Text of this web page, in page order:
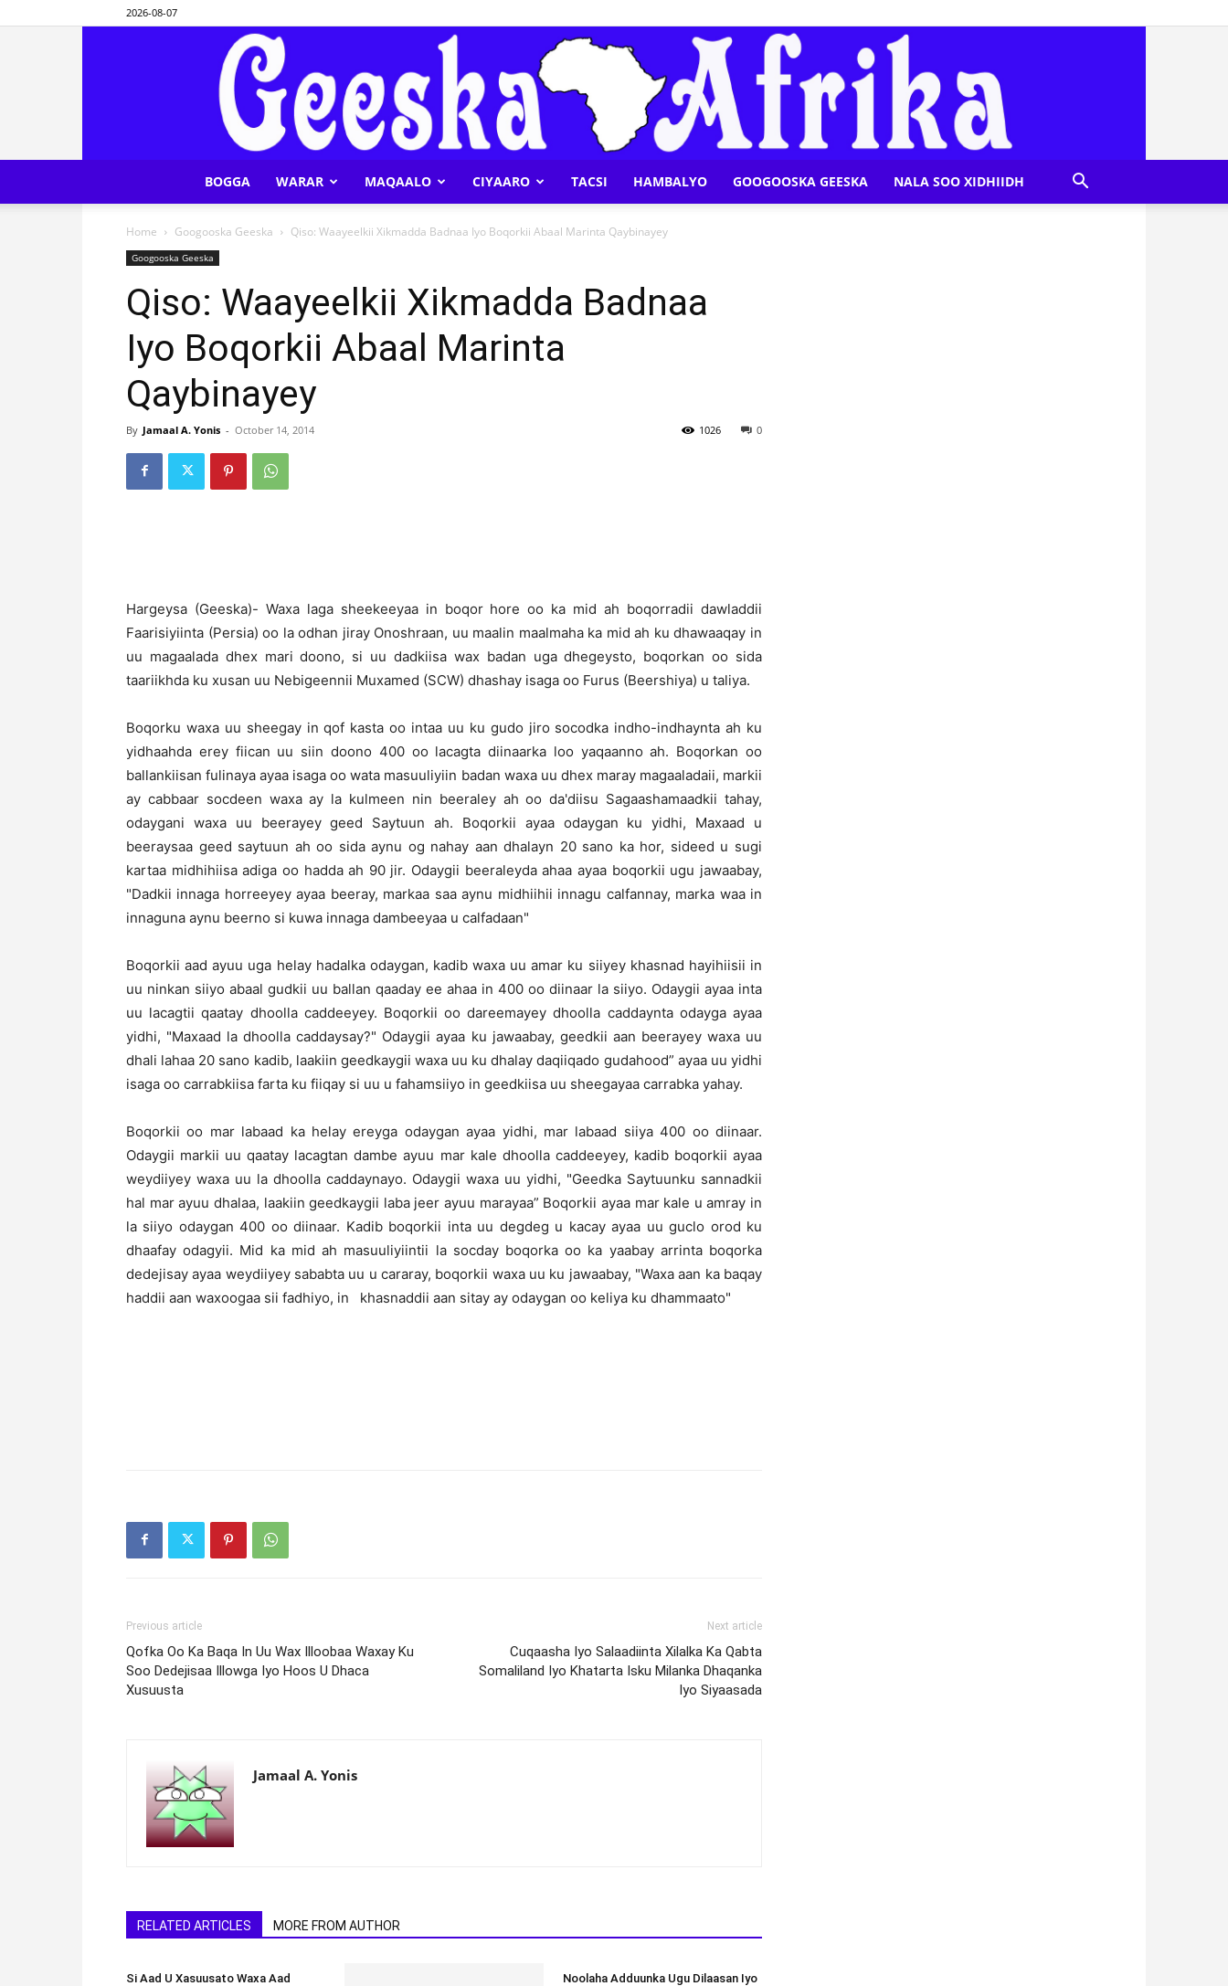
2026-08-07
BOGGA WARAR MAQAALO CIYAARO TACSI HAMBALYO GOOGOOSKA GEESKA NALA SOO XIDHIIDH
Home Googooska Geeska Qiso: Waayeelkii Xikmadda Badnaa Iyo Boqorkii Abaal Marinta Qaybinayey
Googooska Geeska
Qiso: Waayeelkii Xikmadda Badnaa
Iyo Boqorkii Abaal Marinta
Qaybinayey
By Jamaal A. Yonis - October 14, 2014 0
1026
Hargeysa (Geeska)- Waxa laga sheekeeyaa in boqor hore oo ka mid ah boqorradii dawladdii
Faarisiyiinta (Persia) oo la odhan jiray Onoshraan, uu maalin maalmaha ka mid ah ku dhawaaqay in
uu magaalada dhex mari doono, si uu dadkiisa wax badan uga dhegeysto, boqorkan oo sida
taariikhda ku xusan uu Nebigeennii Muxamed (SCW) dhashay isaga oo Furus (Beershiya) u taliya.
Boqorku waxa uu sheegay in qof kasta oo intaa uu ku gudo jiro socodka indho-indhaynta ah ku
yidhaahda erey fiican uu siin doono 400 oo lacagta diinaarka loo yaqaanno ah. Boqorkan oo
ballankiisan fulinaya ayaa isaga oo wata masuuliyiin badan waxa uu dhex maray magaaladaii, markii
ay cabbaar socdeen waxa ay la kulmeen nin beeraley ah oo da'diisu Sagaashamaadkii tahay,
odaygani waxa uu beerayey geed Saytuun ah. Boqorkii ayaa odaygan ku yidhi, Maxaad u
beeraysaa geed saytuun ah oo sida aynu og nahay aan dhalayn 20 sano ka hor, sideed u sugi
kartaa midhihiisa adiga oo hadda ah 90 jir. Odaygii beeraleyda ahaa ayaa boqorkii ugu jawaabay,
"Dadkii innaga horreeyey ayaa beeray, markaa saa aynu midhiihii innagu calfannay, marka waa in
innaguna aynu beerno si kuwa innaga dambeeyaa u calfadaan"
Boqorkii aad ayuu uga helay hadalka odaygan, kadib waxa uu amar ku siiyey khasnad hayihiisii in
uu ninkan siiyo abaal gudkii uu ballan qaaday ee ahaa in 400 oo diinaar la siiyo. Odaygii ayaa inta
uu lacagtii qaatay dhoolla caddeeyey. Boqorkii oo dareemayey dhoolla caddaynta odayga ayaa
yidhi, "Maxaad la dhoolla caddaysay?" Odaygii ayaa ku jawaabay, geedkii aan beerayey waxa uu
dhali lahaa 20 sano kadib, laakiin geedkaygii waxa uu ku dhalay daqiiqado gudahood” ayaa uu yidhi
isaga oo carrabkiisa farta ku fiiqay si uu u fahamsiiyo in geedkiisa uu sheegayaa carrabka yahay.
Boqorkii oo mar labaad ka helay ereyga odaygan ayaa yidhi, mar labaad siiya 400 oo diinaar.
Odaygii markii uu qaatay lacagtan dambe ayuu mar kale dhoolla caddeeyey, kadib boqorkii ayaa
weydiiyey waxa uu la dhoolla caddaynayo. Odaygii waxa uu yidhi, "Geedka Saytuunku sannadkii
hal mar ayuu dhalaa, laakiin geedkaygii laba jeer ayuu marayaa” Boqorkii ayaa mar kale u amray in
la siiyo odaygan 400 oo diinaar. Kadib boqorkii inta uu degdeg u kacay ayaa uu guclo orod ku
dhaafay odagyii. Mid ka mid ah masuuliyiintii la socday boqorka oo ka yaabay arrinta boqorka
dedejisay ayaa weydiiyey sababta uu u cararay, boqorkii waxa uu ku jawaabay, "Waxa aan ka baqay
haddii aan waxoogaa sii fadhiyo, in khasnaddii aan sitay ay odaygan oo keliya ku dhammaato"
Previous article
Qofka Oo Ka Baqa In Uu Wax Illoobaa Waxay Ku
Soo Dedejisaa Illowga Iyo Hoos U Dhaca
Xusuusta
Next article
Cuqaasha Iyo Salaadiinta Xilalka Ka Qabta
Somaliland Iyo Khatarta Isku Milanka Dhaqanka
Iyo Siyaasada
Jamaal A. Yonis
RELATED ARTICLES MORE FROM AUTHOR
Si Aad U Xasuusato Waxa Aad
Noolaha Adduunka Ugu Dilaasan Iyo